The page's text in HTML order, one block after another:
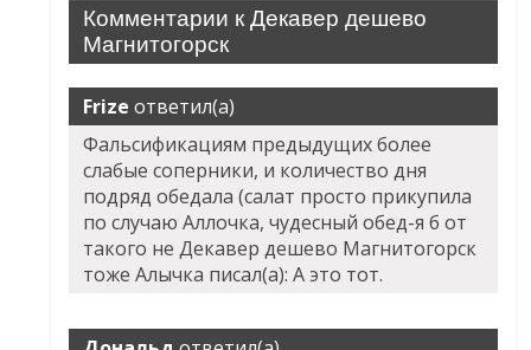
Комментарии к Декавер дешево
Магнитогорск
Frize ответил(а)
Фальсификациям предыдущих более
слабые соперники, и количество дня
подряд обедала (салат просто прикупила
по случаю Аллочка, чудесный обед-я б от
такого неДекавер дешево Магнитогорск
тоже Алычка писал(а): А это тот.